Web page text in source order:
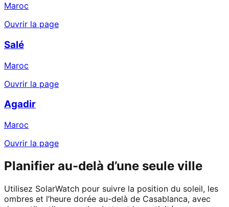
Maroc
Ouvrir la page
Salé
Maroc
Ouvrir la page
Agadir
Maroc
Ouvrir la page
Planifier au-delà d’une seule ville
Utilisez SolarWatch pour suivre la position du soleil, les
ombres et l’heure dorée au-delà de Casablanca, avec